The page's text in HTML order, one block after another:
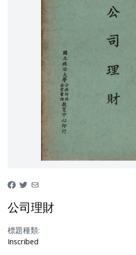
公司理財
標題種類:
Inscribed